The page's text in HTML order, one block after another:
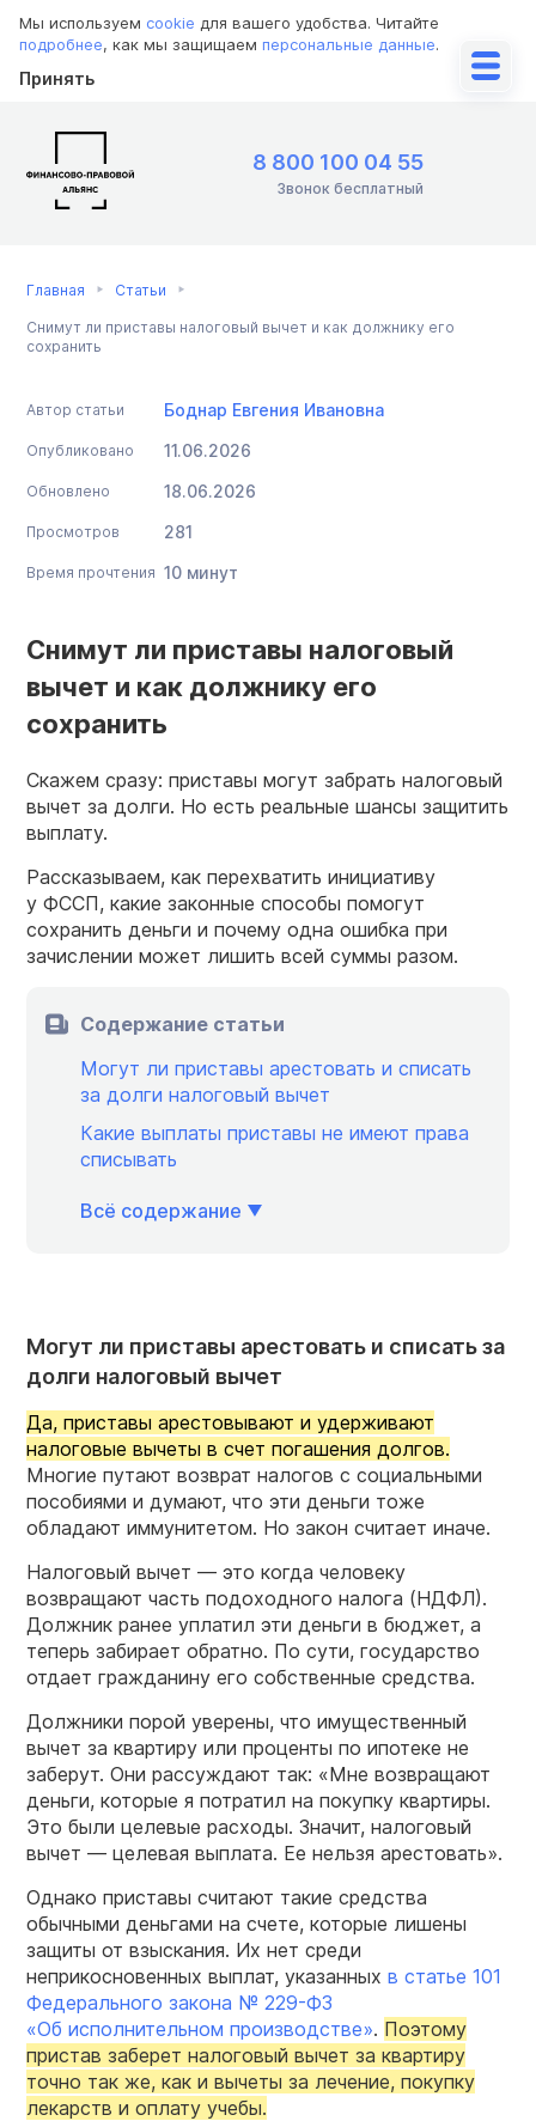
Мы используем cookie для вашего удобства. Читайте
подробнее, как мы защищаем персональные данные.
Принять
8 800 100 04 55
Звонок бесплатный
Главная Статьи
Снимут ли приставы налоговый вычет и как должнику его
сохранить
Автор статьи Боднар Евгения Ивановна
Опубликовано 11.06.2026
Обновлено 18.06.2026
Просмотров 281
Время прочтения 10 минут
Снимут ли приставы налоговый
вычет и как должнику его
сохранить
Скажем сразу: приставы могут забрать налоговый
вычет за долги. Но есть реальные шансы защитить
выплату.
Рассказываем, как перехватить инициативу
у ФССП, какие законные способы помогут
сохранить деньги и почему одна ошибка при
зачислении может лишить всей суммы разом.
Содержание статьи
Могут ли приставы арестовать и списать
за долги налоговый вычет
Какие выплаты приставы не имеют права
списывать
Всё содержание
Могут ли приставы арестовать и списать за
долги налоговый вычет
Да, приставы арестовывают и удерживают
налоговые вычеты в счет погашения долгов.
Многие путают возврат налогов с социальными
пособиями и думают, что эти деньги тоже
обладают иммунитетом. Но закон считает иначе.
Налоговый вычет — это когда человеку
возвращают часть подоходного налога (НДФЛ).
Должник ранее уплатил эти деньги в бюджет, а
теперь забирает обратно. По сути, государство
отдает гражданину его собственные средства.
Должники порой уверены, что имущественный
вычет за квартиру или проценты по ипотеке не
заберут. Они рассуждают так: «Мне возвращают
деньги, которые я потратил на покупку квартиры.
Это были целевые расходы. Значит, налоговый
вычет — целевая выплата. Ее нельзя арестовать».
Однако приставы считают такие средства
обычными деньгами на счете, которые лишены
защиты от взыскания. Их нет среди
неприкосновенных выплат, указанных в статье 101
Федерального закона № 229-ФЗ
«Об исполнительном производстве». Поэтому
пристав заберет налоговый вычет за квартиру
точно так же, как и вычеты за лечение, покупку
лекарств и оплату учебы.